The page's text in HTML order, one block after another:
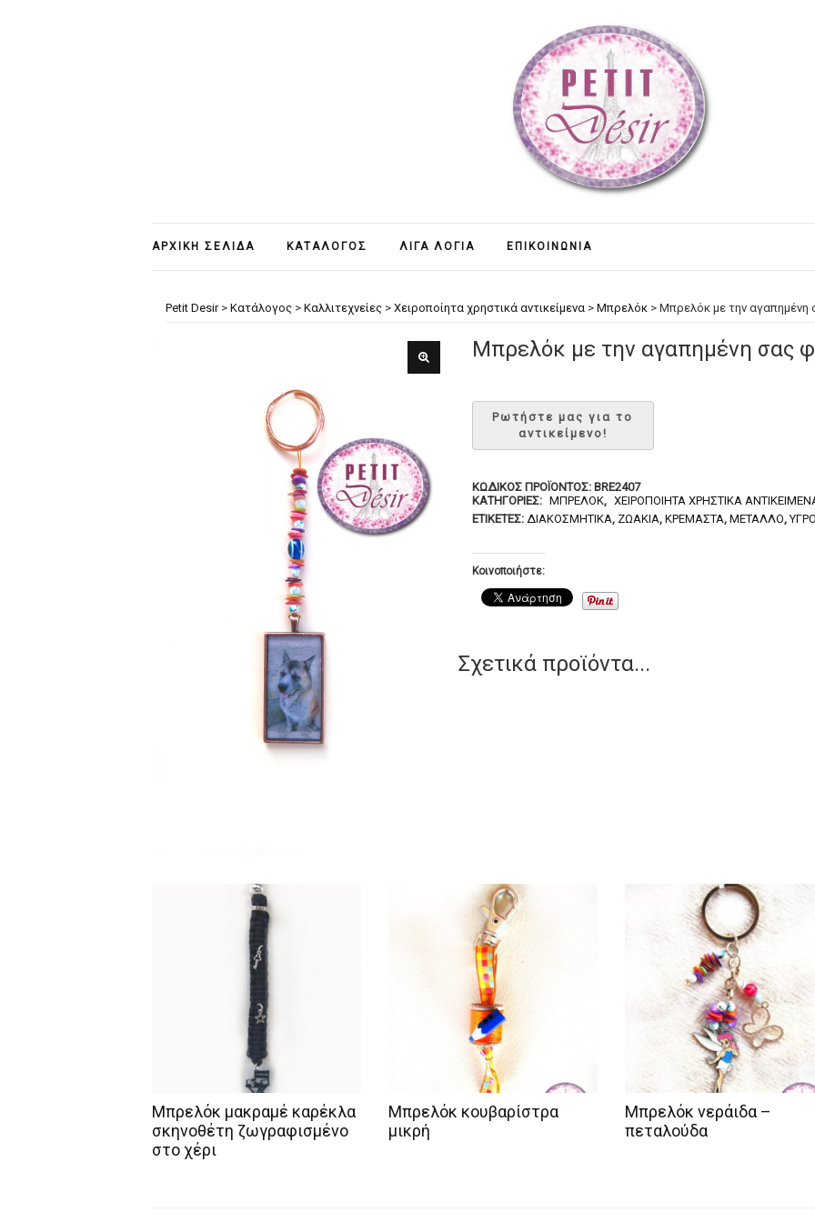
ΑΡΧΙΚΉ ΣΕΛΊΔΑ ΚΑΤΆΛΟΓΟΣ ΛΊΓΑ ΛΌΓΙΑ ΕΠΙΚΟΙΝΩΝΊΑ
Petit Desir> Κατάλογος > Καλλιτεχνείες > Χειροποίητα χρηστικά αντικείμενα > Μπρελόκ > Μπρελόκ με την
Μπρελόκ με την αγαπημένη σας
ΚΩΔΙΚΌΣ ΠΡΟΪΌΝΤΟΣ: BRE2407
ΚΑΤΗΓΟΡΊΕΣ: ΜΠΡΕΛΌΚ, ΧΕΙΡΟΠΟΊΗΤΑ ΧΡΗΣΤΙΚΆ
ΕΤΙΚΈΤΕΣ: ΔΙΑΚΟΣΜΗΤΙΚΆ, ΖΩΆΚΙΑ, ΚΡΕΜΑΣΤΆ, ΜΈΤΑΛΛΟ,
Κοινοποιήστε:
Σχετικά προϊόντα...
Μπρελόκ μακραμέ καρέκλα
σκηνοθέτη ζωγραφισμένο
στο χέρι
Μπρελόκ κουβαρίστρα
μικρή
Μπρελόκ νεράιδα –
πεταλούδα